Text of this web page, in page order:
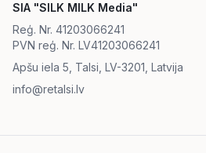
SIA "SILK MILK Media"
Reģ. Nr. 41203066241
PVN reģ. Nr. LV41203066241
Apšu iela 5, Talsi, LV-3201, Latvija
info@retalsi.lv